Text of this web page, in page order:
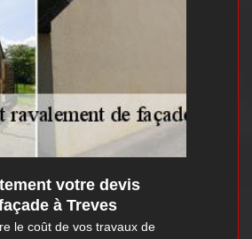
votre devis
à Treves
le coût de vos travaux de